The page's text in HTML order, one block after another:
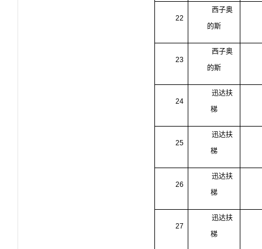
22
西子奥
的斯
23
西子奥
的斯
24
迅达扶
梯
25
迅达扶
梯
26
迅达扶
梯
27
迅达扶
梯